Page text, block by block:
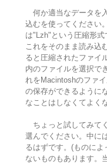
何か適当なデータを
込むを使ってください
は"Lzh"という圧縮形
これをそのまま読み込
ると圧縮されたファイ
内のファイルを選択で
れをMacintoshのファ
の保存ができるように
なことはしなくてよく
ちょっと試してみて
選んでください。中に
るはずです。(ものに
ないものもあります。